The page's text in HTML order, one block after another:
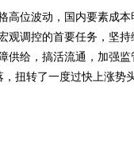
位波动，国内要素成本
观调控的首要任务，坚
供给，搞活流通，加强
扭转了一度过快上涨势头